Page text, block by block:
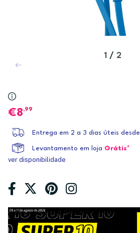
1 / 2
8,99
Entrega em 2 a 3 dias úteis desde
Levantamento em loja Grátis*
ver disponibilidade